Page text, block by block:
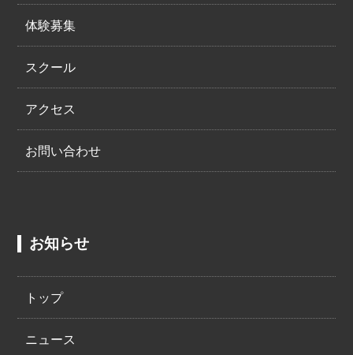
体験募集
スクール
アクセス
お問い合わせ
お知らせ
トップ
ニュース